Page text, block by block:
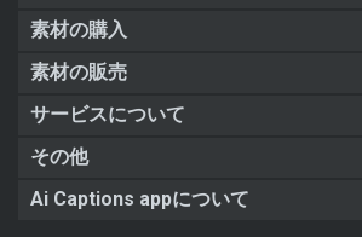
素材の購入
素材の販売
サービスについて
その他
Ai Captions appについて